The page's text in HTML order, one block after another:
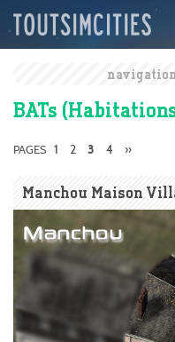
BATs
PAGES 1 2 3 4 »
Manchou Maison